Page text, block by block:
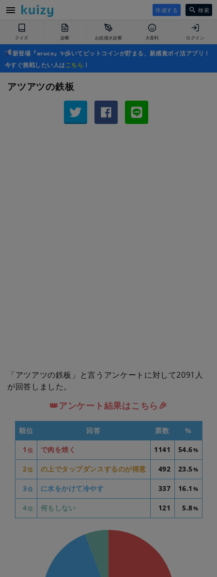
作成する 検索
クイズ 診断 お絵描き診断 大喜利 ログイン
新登場『aruco』✨歩いてビットコインが貯まる、新感覚ポイ活アプリ！
今すぐ挑戦したい人はこちら ！
アツアツの鉄板
「アツアツの鉄板」と言うアンケートに対して2091人
が回答しました。
👑アンケート結果はこちら🎉
順位 回答 票数 %
1 位 で肉を焼く 1141 54.6%
2位 の上でタップダンスするのが得意 492 23.5%
3位 に水をかけて冷やす 337 16.1 %
4位 何もしない 121 5.8%